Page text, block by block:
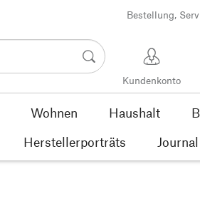
Bestellung,
Kundenkonto
Wohnen Haushalt
Herstellerporträts Journal